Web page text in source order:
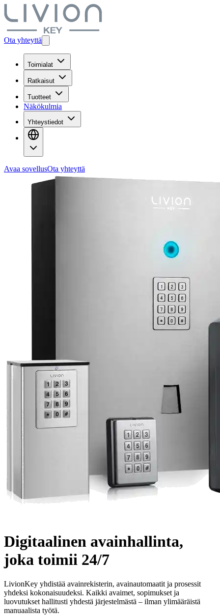
Ota yhteyttä
Toimialat
Ratkaisut
Tuotteet
Näkökulmia
Yhteystiedot
Avaa sovellusOta yhteyttä
Digitaalinen avainhallinta,
joka toimii 24/7
LivionKey yhdistää avainrekisterin, avainautomaatit ja prosessit
yhdeksi kokonaisuudeksi. Kaikki avaimet, sopimukset ja
luovutukset hallitusti yhdestä järjestelmästä – ilman ylimääräistä
manuaalista työtä.